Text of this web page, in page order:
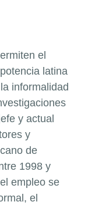
el
latina
informalidad
y actual
y
de
1998 y
empleo se
el